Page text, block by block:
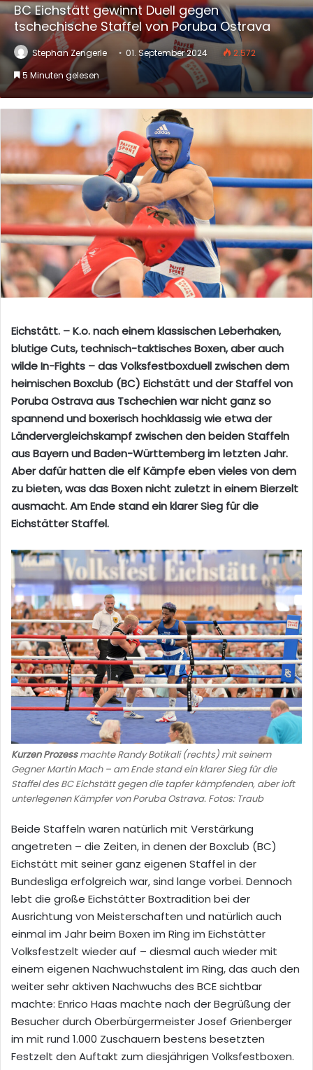
BC Eichstätt gewinnt Duell gegen
tschechische Staffel von Poruba Ostrava
Stephan Zengerle 01. September 2024
2.572
5 Minuten gelesen
Eichstätt. – K.o. nach einem klassischen Leberhaken,
blutige Cuts, technisch-taktisches Boxen, aber auch
wilde In-Fights – das Volksfestboxduell zwischen dem
heimischen Boxclub (BC) Eichstätt und der Staffel von
Poruba Ostrava aus Tschechien war nicht ganz so
spannend und boxerisch hochklassig wie etwa der
Ländervergleichskampf zwischen den beiden Staffeln
aus Bayern und Baden-Württemberg im letzten Jahr.
Aber dafür hatten die elf Kämpfe eben vieles von dem
zu bieten, was das Boxen nicht zuletzt in einem Bierzelt
ausmacht. Am Ende stand ein klarer Sieg für die
Eichstätter Staffel.
Kurzen Prozessmachte Randy Botikali (rechts) mit seinem
Gegner Martin Mach – am Ende stand ein klarer Sieg für die
Staffel des BC Eichstätt gegen die tapfer kämpfenden, aber ioft
unterlegenen Kämpfer von Poruba Ostrava. Fotos: Traub
Beide Staffeln waren natürlich mit Verstärkung
angetreten – die Zeiten, in denen der Boxclub (BC)
Eichstätt mit seiner ganz eigenen Staffel in der
Bundesliga erfolgreich war, sind lange vorbei. Dennoch
lebt die große Eichstätter Boxtradition bei der
Ausrichtung von Meisterschaften und natürlich auch
einmal im Jahr beim Boxen im Ring im Eichstätter
Volksfestzelt wieder auf – diesmal auch wieder mit
einem eigenen Nachwuchstalent im Ring, das auch den
weiter sehr aktiven Nachwuchs des BCE sichtbar
machte: Enrico Haas machte nach der Begrüßung der
Besucher durch Oberbürgermeister Josef Grienberger
im mit rund 1.000 Zuschauern bestens besetzten
Festzelt den Auftakt zum diesjährigen Volksfestboxen.